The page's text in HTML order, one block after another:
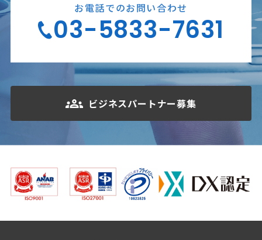
お電話でのお問い合わせ
03-5833-7631
ビジネスパートナー募集